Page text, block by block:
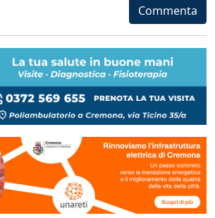
Commenta